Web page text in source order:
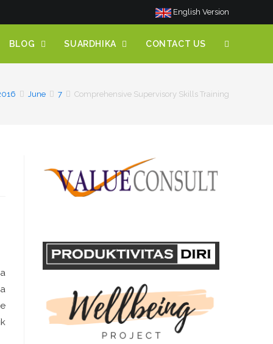
English Version
BLOG SUARDHIKA CONTACT US
June 7 Comprehensive Supervisory Skills Training